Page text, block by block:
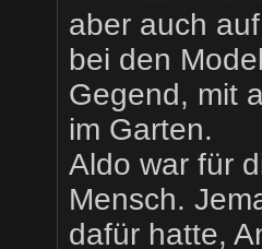
aber auch
bei den
Gegend, mit
im Garten.
Aldo war für
Mensch.
dafür hatte,